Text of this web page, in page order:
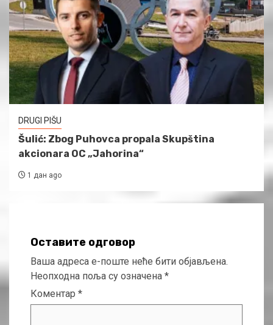
DRUGI PIŠU
Šulić: Zbog Puhovca propala Skupština
akcionara OC „Jahorina“
1 дан ago
Оставите одговор
Ваша адреса е-поште неће бити објављена.
Неопходна поља су означена *
Коментар *